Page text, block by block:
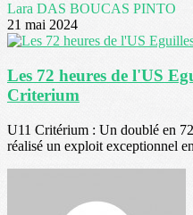
Lara DAS BOUCAS PINTO
21 mai 2024
Les 72 heures de l'US
Criterium
U11 Critérium : Un doublé en
réalisé un exploit exceptionnel